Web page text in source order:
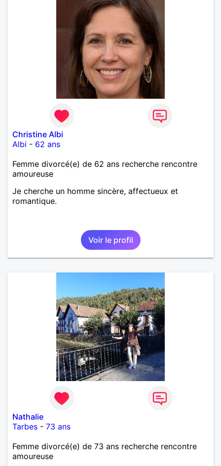
Christine Albi
Albi - 62 ans
Femme divorcé(e) de 62 ans recherche rencontre
amoureuse
Je cherche un homme sincère, affectueux et
romantique.
Voir le profil
Nathalie
Tarbes - 73 ans
Femme divorcé(e) de 73 ans recherche rencontre
amoureuse